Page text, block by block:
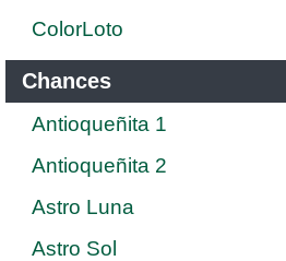
ColorLoto
Chances
Antioqueñita 1
Antioqueñita 2
Astro Luna
Astro Sol